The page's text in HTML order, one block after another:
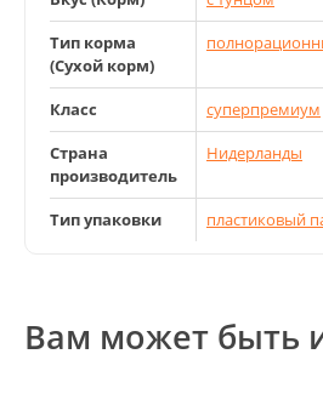
Тип корма
(Сухой корм)
Класс
суперпремиум
Страна
производитель
Нидерланды
Тип упаковки пластиковый
Вам может быть